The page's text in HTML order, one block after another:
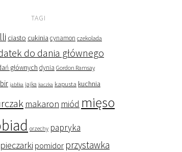
TAGI
ciasto cukinia cynamon czekolada
do dania głównego
głównych dynia Gordon Ramsay
jabłka jajka kaczka kapusta kuchnia
makaron miód mięso
orzechy papryka
pieczarki pomidor przystawka